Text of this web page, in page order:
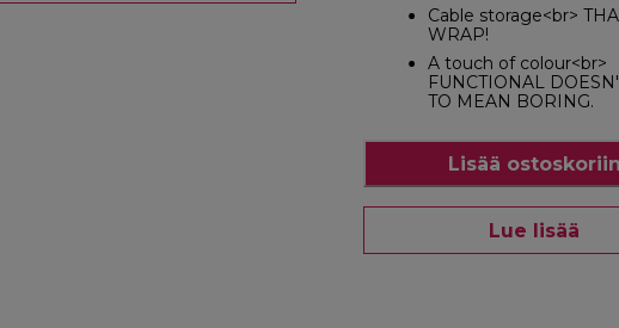
Cable storage<br>
WRAP!
A touch of colour<br>
FUNCTIONAL
TO MEAN BORING.
Lisää ostoskoriin
Lue lisää